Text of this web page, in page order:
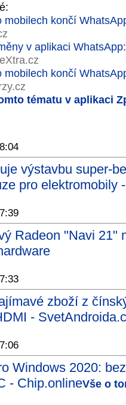
mobilech končí
v aplikaci
eXtra.cz
mobilech končí
tématu v aplikaci
výstavbu super-
pro elektromobily
Radeon "Navi 21"
zboží z
-
Windows 2020:
- Chip.onlineVše o